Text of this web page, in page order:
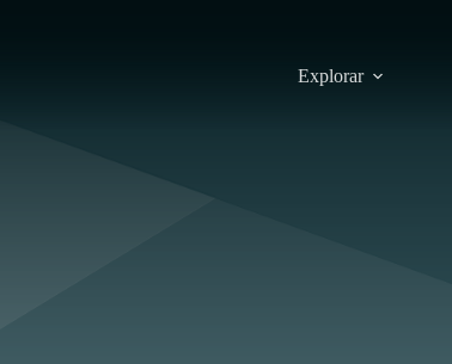
Explorar